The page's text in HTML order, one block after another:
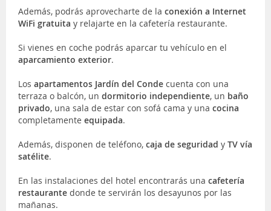
Además, podrás aprovecharte de la conexión a Internet
WiFi gratuita y relajarte en la cafetería restaurante.
Si vienes en coche podrás aparcar tu vehículo en el
aparcamiento exterior.
Los apartamentos Jardín del Conde cuenta con una
terraza o balcón, un dormitorio independiente, un baño
privado, una sala de estar con sofá cama y una cocina
completamente equipada.
Además, disponen de teléfono, caja de seguridad y TV vía
satélite.
En las instalaciones del hotel encontrarás una cafetería
restaurante donde te servirán los desayunos por las
mañanas.